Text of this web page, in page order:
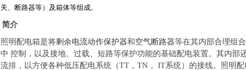
关、断路器等）及箱体等组成。
简介
照明配电箱是将剩余电流动作保护器和空气断路器等在其内部合理组
中 控制，以及接地、过载、短路等保护功能的基础配电装置。其内部
流排，以方便各种低压配电系统（TT，TN， IT系统）的接线。照明